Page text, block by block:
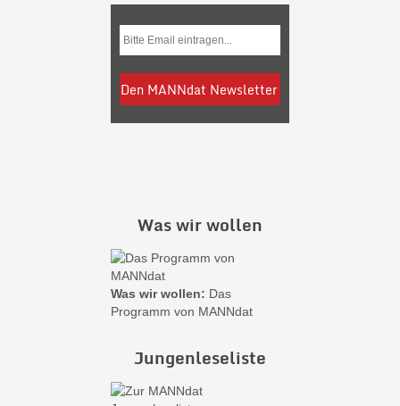
Was wir wollen
Was wir wollen: Das
Programm von MANNdat
Jungenleseliste